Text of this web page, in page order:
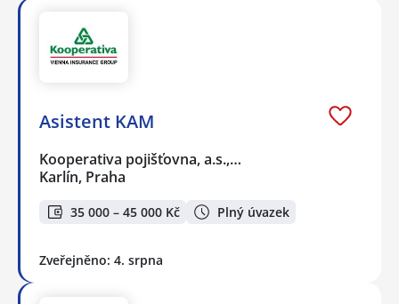
Asistent KAM
Kooperativa pojišťovna, a.s.,…
Karlín, Praha
35 000 – 45 000 Kč Plný úvazek
Zveřejněno: 4. srpna